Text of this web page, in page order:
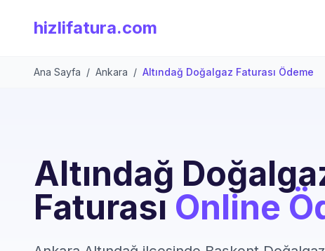
hizlifatura.com
Ana Sayfa / Ankara / Altındağ Doğalgaz Faturası Ödeme
Altındağ
Faturası Online